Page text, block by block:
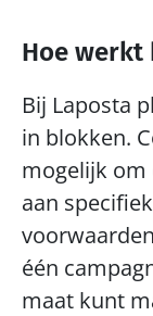
Hoe werkt
Bij Laposta
in blokken.
mogelijk om
aan
één
maat kunt